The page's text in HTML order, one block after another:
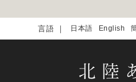
日本語 English